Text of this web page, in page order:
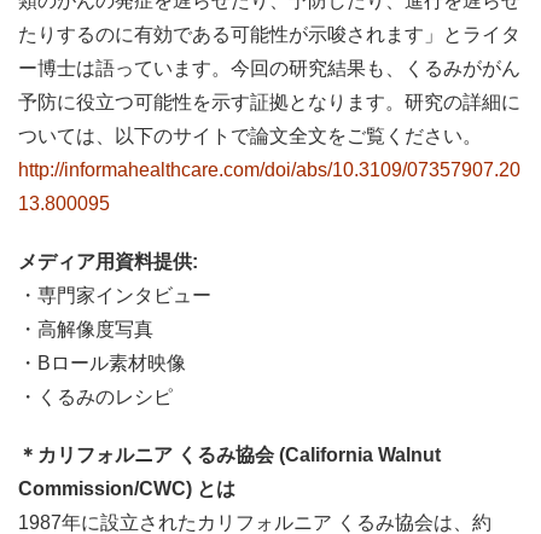
たりするのに有効である可能性が示唆されます」とライタ
ー博士は語っています。今回の研究結果も、くるみががん
予防に役立つ可能性を示す証拠となります。研究の詳細に
ついては、以下のサイトで論文全文をご覧ください。
http://informahealthcare.com/doi/abs/10.3109/07357907.20
13.800095
メディア用資料提供:
・専門家インタビュー
・高解像度写真
・Bロール素材映像
・くるみのレシピ
＊カリフォルニア くるみ協会 (California Walnut
Commission/CWC) とは
1987年に設立されたカリフォルニア くるみ協会は、約